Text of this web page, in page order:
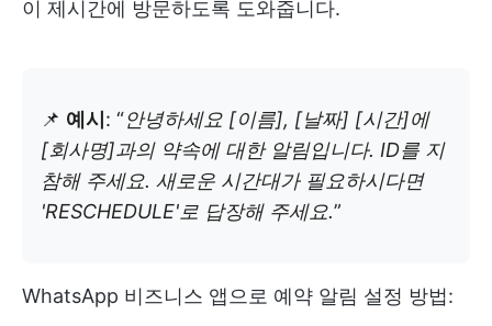
이 제시간에 방문하도록 도와줍니다.
📌 예시 : “안녕하세요 [이름], [날짜] [시간]에
[회사명]과의 약속에 대한 알림입니다. ID를 지
참해 주세요. 새로운 시간대가 필요하시다면
'RESCHEDULE'로 답장해 주세요.”
WhatsApp 비즈니스 앱으로 예약 알림 설정 방법: